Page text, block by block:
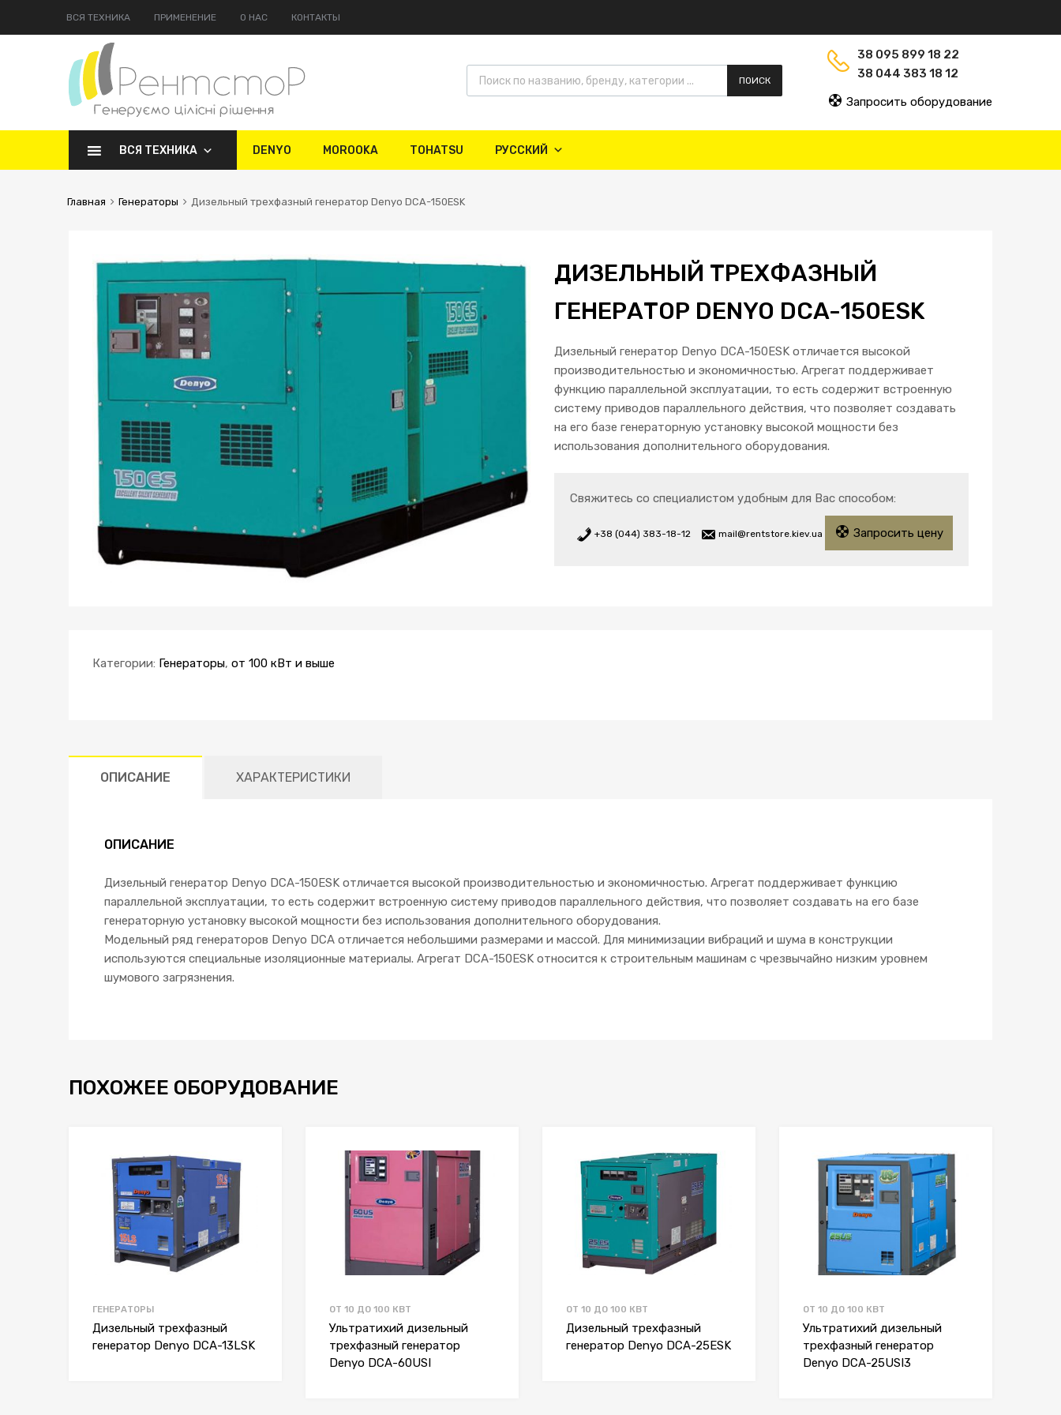
ВСЯ ТЕХНИКА ПРИМЕНЕНИЕ О НАС КОНТАКТЫ
ПОИСК
38 095 899 18 22
38 044 383 18 12
Запросить оборудование
ВСЯ ТЕХНИКА DENYO MOROOKA TOHATSU РУССКИЙ
Главная Генераторы Дизельный трехфазный генератор Denyo DCA-150ESK
ДИЗЕЛЬНЫЙ ТРЕХФАЗНЫЙ
ГЕНЕРАТОР DENYO DCA-150ESK
Дизельный генератор Denyo DCA-150ESK отличается высокой
производительностью и экономичностью. Агрегат поддерживает
функцию параллельной эксплуатации, то есть содержит встроенную
систему приводов параллельного действия, что позволяет создавать
на его базе генераторную установку высокой мощности без
использования дополнительного оборудования.
Свяжитесь со специалистом удобным для Вас способом:
+38 (044) 383-18-12 mail@rentstore.kiev.ua Запросить цену
Категории: Генераторы, от 100 кВт и выше
ОПИСАНИЕ ХАРАКТЕРИСТИКИ
ОПИСАНИЕ
Дизельный генератор Denyo DCA-150ESK отличается высокой производительностью и экономичностью. Агрегат поддерживает функцию
параллельной эксплуатации, то есть содержит встроенную систему приводов параллельного действия, что позволяет создавать на его базе
генераторную установку высокой мощности без использования дополнительного оборудования.
Модельный ряд генераторов Denyo DCA отличается небольшими размерами и массой. Для минимизации вибраций и шума в конструкции
используются специальные изоляционные материалы. Агрегат DCA-150ESK относится к строительным машинам с чрезвычайно низким уровнем
шумового загрязнения.
ПОХОЖЕЕ ОБОРУДОВАНИЕ
ГЕНЕРАТОРЫ
Дизельный трехфазный
генератор Denyo DCA-13LSK
ОТ 10 ДО 100 КВТ
Ультратихий дизельный
трехфазный генератор
Denyo DCA-60USI
ОТ 10 ДО 100 КВТ
Дизельный трехфазный
генератор Denyo DCA-25ESK
ОТ 10 ДО 100 КВТ
Ультратихий дизельный
трехфазный генератор
Denyo DCA-25USI3